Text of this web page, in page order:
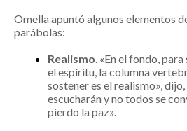
Omella apuntó algunos elementos
parábolas:
Realismo. «En el fondo,
el espíritu, la columna
sostener es el realismo»,
escucharán y no todos se
pierdo la paz».